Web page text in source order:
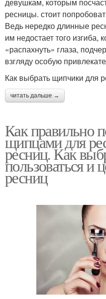
девушкам, которым
ресницы. стоит
Ведь нередко длинные
им недостает того изгиба,
«распахнуть» глаза,
взгляду особую
Как выбрать щипчики для
читать дальше →
Как правильно
щипцами для
ресниц. Как
пользоваться и
ресниц